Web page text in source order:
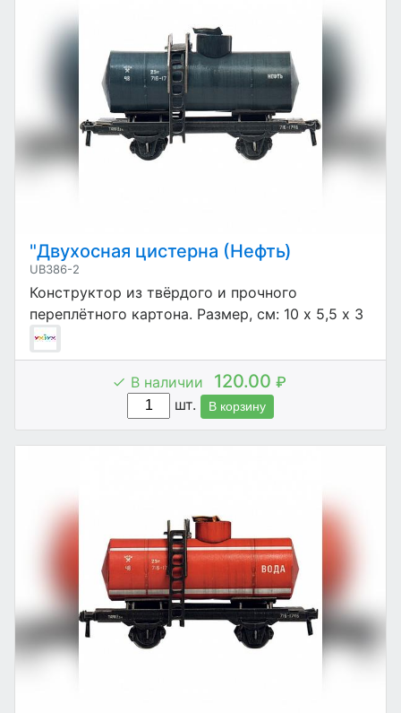
"Двухосная цистерна (Нефть)
UB386-2
Конструктор из твёрдого и прочного
переплётного картона. Размер, см: 10 х 5,5 х 3
В наличии 120.00 ₽
шт.
В корзину